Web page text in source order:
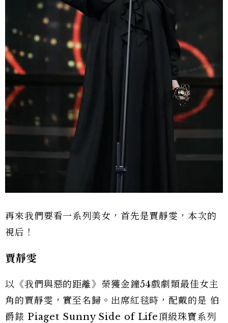
再來我們要看一系列美女，首先是賈靜雯，本次的
視后！
賈靜雯
以《我們與惡的距離》榮獲金鐘54戲劇類最佳女主
角的賈靜雯，實至名歸。出席紅毯時，配戴的是 伯
爵錶 Piaget Sunny Side of Life頂級珠寶系列